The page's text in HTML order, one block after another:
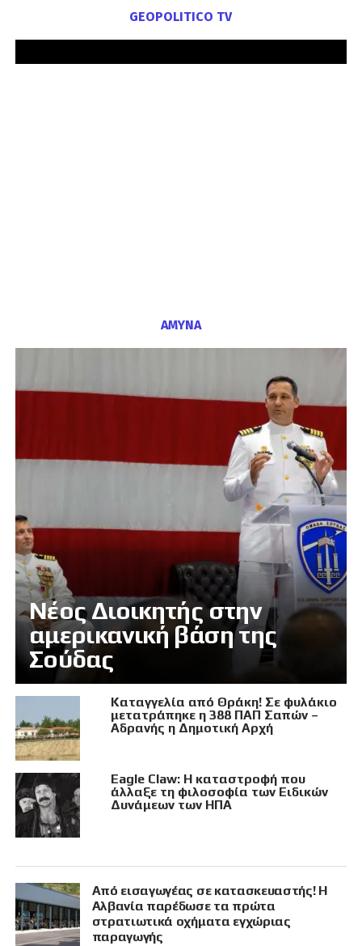
GEOPOLITICO TV
ΑΜΥΝΑ
Νέος Διοικητής στην
αμερικανική βάση της
Σούδας
Καταγγελία από Θράκη! Σε φυλάκιο
μετατράπηκε η 388 ΠΑΠ Σαπών –
Αδρανής η Δημοτική Αρχή
Eagle Claw: Η καταστροφή που
άλλαξε τη φιλοσοφία των Ειδικών
Δυνάμεων των ΗΠΑ
Από εισαγωγέας σε κατασκευαστής! Η
Αλβανία παρέδωσε τα πρώτα
στρατιωτικά οχήματα εγχώριας
παραγωγής